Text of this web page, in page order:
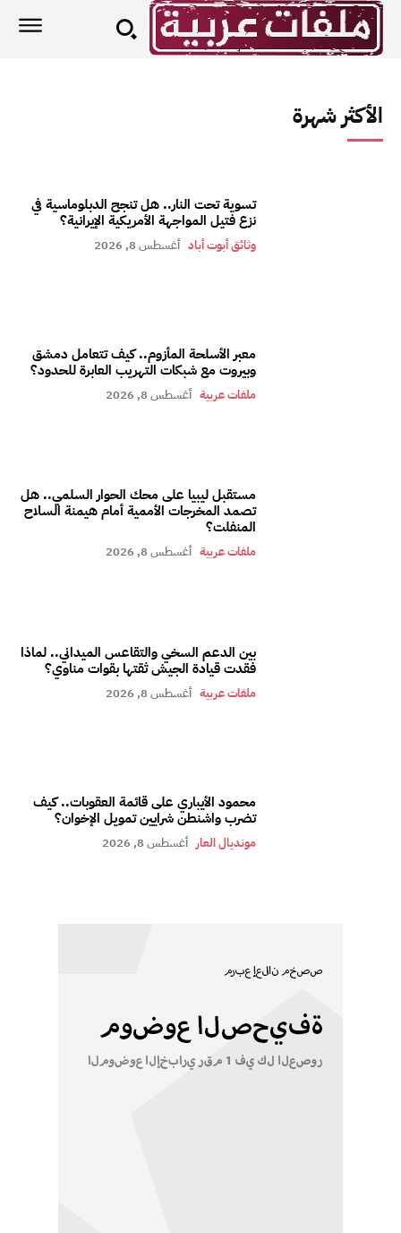
الأكثر شهرة
تسوية تحت النار.. هل تنجح الدبلوماسية في
نزع فتيل المواجهة الأمريكية الإيرانية؟
وثائق أبوت أباد أغسطس 8, 2026
معبر الأسلحة المأزوم.. كيف تتعامل دمشق
وبيروت مع شبكات التهريب العابرة للحدود؟
ملفات عربية أغسطس 8, 2026
مستقبل ليبيا على محك الحوار السلمي.. هل
تصمد المخرجات الأممية أمام هيمنة السلاح
المنفلت؟
ملفات عربية أغسطس 8, 2026
بين الدعم السخي والتقاعس الميداني.. لماذا
فقدت قيادة الجيش ثقتها بقوات مناوي؟
ملفات عربية أغسطس 8, 2026
محمود الأيباري على قائمة العقوبات.. كيف
تضرب واشنطن شرايين تمويل الإخوان؟
مونديال العار أغسطس 8, 2026